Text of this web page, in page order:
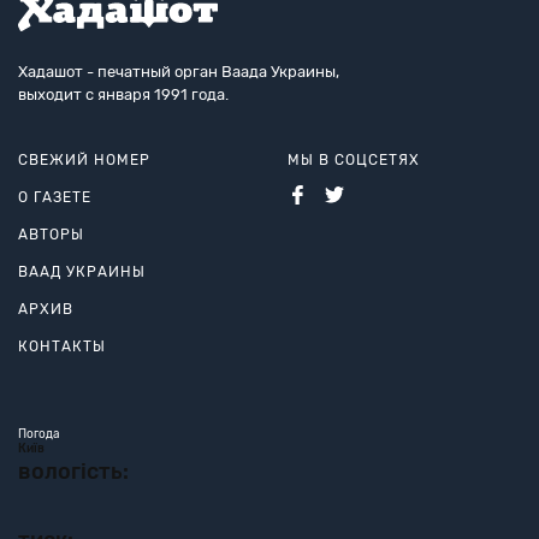
Хадашот - печатный орган Ваада Украины,
выходит с января 1991 года.
СВЕЖИЙ НОМЕР
О ГАЗЕТЕ
АВТОРЫ
ВААД УКРАИНЫ
АРХИВ
КОНТАКТЫ
МЫ В СОЦСЕТЯХ
Погода
Київ
вологість: